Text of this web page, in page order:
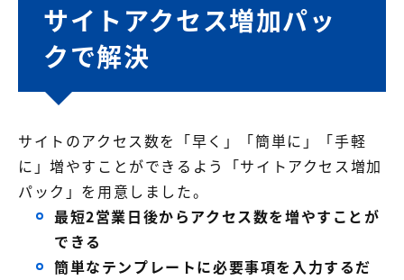
サイトアクセス増加パッ
クで解決
サイトのアクセス数を「早く」「簡単に」「手軽
に」増やすことができるよう「サイトアクセス増加
パック」を用意しました。
最短2営業日後からアクセス数を増やすことが
できる
簡単なテンプレートに必要事項を入力するだ